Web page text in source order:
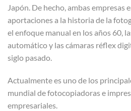
Japón. De hecho, ambas empresas
aportaciones a la historia de la
el enfoque manual en los años 60,
automático y las cámaras réflex
siglo pasado.
Actualmente es uno de los
mundial de fotocopiadoras e
empresariales.